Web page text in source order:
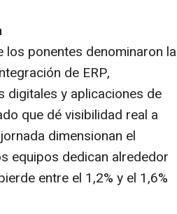
los ponentes denominaron la
de ERP,
digitales y aplicaciones de
que dé visibilidad real a
dimensionan el
equipos dedican alrededor
entre el 1,2% y el 1,6%